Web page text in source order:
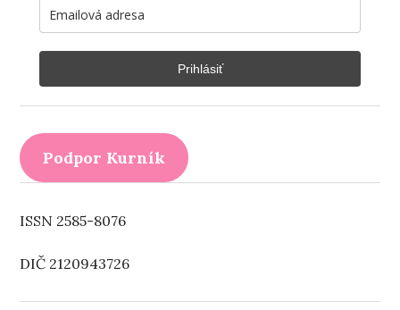
Prihlásiť
Podpor Kurník
ISSN 2585-8076
DIČ 2120943726